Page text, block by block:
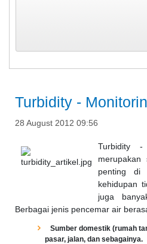
Turbidity -
28 August 2012 09:56
Turbidity -
penting di
kehidupan
juga
Berbagai jenis pencemar air
Sumber domestik (rumah
pasar, jalan, dan sebagainya.